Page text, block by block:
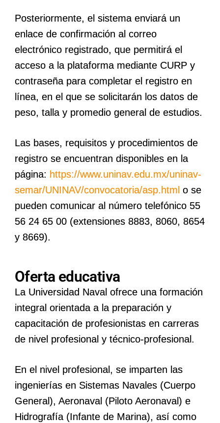
Posteriormente, el sistema enviará un
enlace de confirmación al correo
electrónico registrado, que permitirá el
acceso a la plataforma mediante CURP y
contraseña para completar el registro en
línea, en el que se solicitarán los datos de
peso, talla y promedio general de estudios.
Las bases, requisitos y procedimientos de
registro se encuentran disponibles en la
página: https://www.uninav.edu.mx/uninav-
semar/UNINAV/convocatoria/asp.html o se
pueden comunicar al número telefónico 55
56 24 65 00 (extensiones 8883, 8060, 8654
y 8669).
Oferta educativa
La Universidad Naval ofrece una formación
integral orientada a la preparación y
capacitación de profesionistas en carreras
de nivel profesional y técnico-profesional.
En el nivel profesional, se imparten las
ingenierías en Sistemas Navales (Cuerpo
General), Aeronaval (Piloto Aeronaval) e
Hidrografía (Infante de Marina), así como